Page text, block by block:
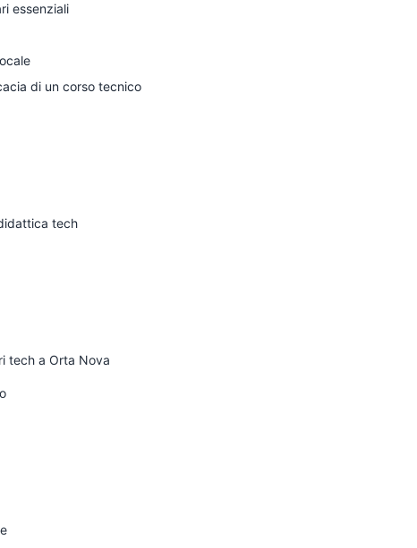
essenziali
di un corso tecnico
tech
tech a Orta Nova